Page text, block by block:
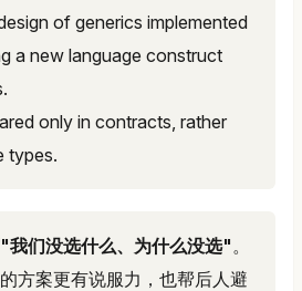
of generics implemented
a new language construct
only in contracts, rather
types.
我们没选什么、为什么没选" 。
方案更有说服力，也帮后人避